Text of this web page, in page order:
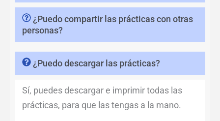
¿Puedo compartir las prácticas con otras
personas?
¿Puedo descargar las prácticas?
Sí, puedes descargar e imprimir todas las
prácticas, para que las tengas a la mano.